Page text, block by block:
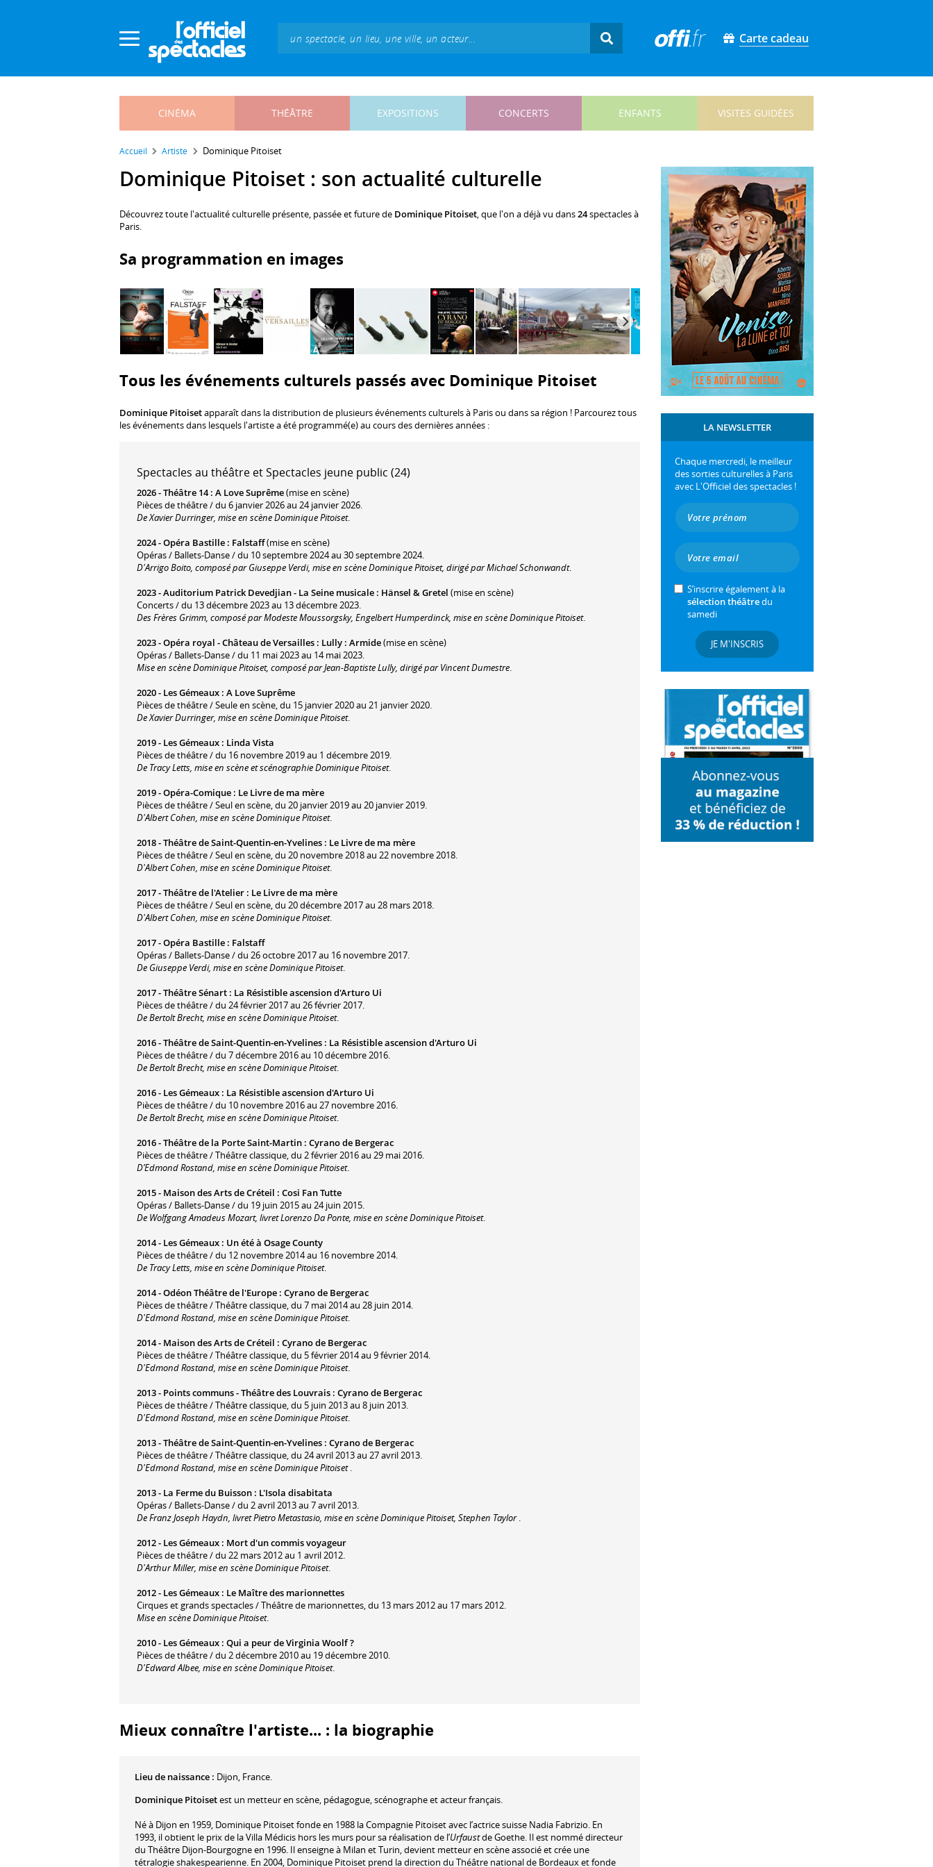
Carte cadeau
CINÉMA THÉÂTRE EXPOSITIONS CONCERTS ENFANTS VISITES GUIDÉES
Accueil Artiste Dominique Pitoiset
Dominique Pitoiset : son actualité culturelle
Découvrez toute l'actualité culturelle présente, passée et future de Dominique Pitoiset, que l'on a déjà vu dans24spectacles à
Paris.
Sa programmation en images
Tous les événements culturels passés avec Dominique Pitoiset
Dominique Pitoisetapparaît dans la distribution de plusieurs événements culturels à Paris ou dans sa région ! Parcourez tous
les événements dans lesquels l'artiste a été programmé(e) au cours des dernières années :
Spectacles au théâtre et Spectacles jeune public (24)
2026 -Théâtre 14: A Love Suprême(mise en scène)
Pièces de théâtre / du 6 janvier 2026 au 24 janvier 2026.
De Xavier Durringer, mise en scène Dominique Pitoiset.
2024 -Opéra Bastille : Falstaff(mise en scène)
Opéras / Ballets-Danse / du 10 septembre 2024 au 30 septembre 2024.
D'Arrigo Boito, composé par Giuseppe Verdi, mise en scène Dominique Pitoiset, dirigé par Michael Schonwandt.
2023 -Auditorium Patrick Devedjian - La Seine musicale : Hänsel & Gretel (mise en scène)
Concerts / du 13 décembre 2023 au 13 décembre 2023.
Des Frères Grimm, composé par Modeste Moussorgsky, Engelbert Humperdinck, mise en scène Dominique Pitoiset.
2023 -Opéra royal - Château de Versailles : Lully : Armide(mise en scène)
Opéras / Ballets-Danse / du 11 mai 2023 au 14 mai 2023.
Mise en scène Dominique Pitoiset, composé par Jean-Baptiste Lully, dirigé par Vincent Dumestre.
2020 - Les Gémeaux : A Love Suprême
Pièces de théâtre / Seule en scène, du 15 janvier 2020 au 21 janvier 2020.
De Xavier Durringer, mise en scène Dominique Pitoiset.
2019 - Les Gémeaux : Linda Vista
Pièces de théâtre / du 16 novembre 2019 au 1 décembre 2019.
De Tracy Letts, mise en scène et scénographie Dominique Pitoiset.
2019 -Opéra-Comique : Le Livre de ma mère
Pièces de théâtre / Seul en scène, du 20 janvier 2019 au 20 janvier 2019.
D'Albert Cohen, mise en scène Dominique Pitoiset.
2018 -Théâtre de Saint-Quentin-en-Yvelines : Le Livre de ma mère
Pièces de théâtre / Seul en scène, du 20 novembre 2018 au 22 novembre 2018.
D'Albert Cohen, mise en scène Dominique Pitoiset.
2017 -Théâtre de l'Atelier : Le Livre de ma mère
Pièces de théâtre / Seul en scène, du 20 décembre 2017 au 28 mars 2018.
D'Albert Cohen, mise en scène Dominique Pitoiset.
2017 -Opéra Bastille : Falstaff
Opéras / Ballets-Danse / du 26 octobre 2017 au 16 novembre 2017.
De Giuseppe Verdi, mise en scène Dominique Pitoiset.
2017 -Théâtre Sénart : La Résistible ascension d'Arturo Ui
Pièces de théâtre / du 24 février 2017 au 26 février 2017.
De Bertolt Brecht, mise en scène Dominique Pitoiset.
2016 -Théâtre de Saint-Quentin-en-Yvelines : La Résistible ascension d'Arturo Ui
Pièces de théâtre / du 7 décembre 2016 au 10 décembre 2016.
De Bertolt Brecht, mise en scène Dominique Pitoiset.
2016 - Les Gémeaux : La Résistible ascension d'Arturo Ui
Pièces de théâtre / du 10 novembre 2016 au 27 novembre 2016.
De Bertolt Brecht, mise en scène Dominique Pitoiset.
2016 -Théâtre de la Porte Saint-Martin : Cyrano de Bergerac
Pièces de théâtre / Théâtre classique, du 2 février 2016 au 29 mai 2016.
D’Edmond Rostand, mise en scène Dominique Pitoiset.
2015 - Maison des Arts de Créteil : Cosi Fan Tutte
Opéras / Ballets-Danse / du 19 juin 2015 au 24 juin 2015.
De Wolfgang Amadeus Mozart, livret Lorenzo Da Ponte, mise en scène Dominique Pitoiset.
2014 - Les Gémeaux : Un été à Osage County
Pièces de théâtre / du 12 novembre 2014 au 16 novembre 2014.
De Tracy Letts, mise en scène Dominique Pitoiset.
2014 -Odéon Théâtre de l'Europe : Cyrano de Bergerac
Pièces de théâtre / Théâtre classique, du 7 mai 2014 au 28 juin 2014.
D'Edmond Rostand, mise en scène Dominique Pitoiset.
2014 - Maison des Arts de Créteil : Cyrano de Bergerac
Pièces de théâtre / Théâtre classique, du 5 février 2014 au 9 février 2014.
D'Edmond Rostand, mise en scène Dominique Pitoiset.
2013 - Points communs - Théâtre des Louvrais : Cyrano de Bergerac
Pièces de théâtre / Théâtre classique, du 5 juin 2013 au 8 juin 2013.
D'Edmond Rostand, mise en scène Dominique Pitoiset.
2013 -Théâtre de Saint-Quentin-en-Yvelines : Cyrano de Bergerac
Pièces de théâtre / Théâtre classique, du 24 avril 2013 au 27 avril 2013.
D'Edmond Rostand, mise en scène Dominique Pitoiset.
2013 - La Ferme du Buisson : L'Isola disabitata
Opéras / Ballets-Danse / du 2 avril 2013 au 7 avril 2013.
De Franz Joseph Haydn, livret Pietro Metastasio, mise en scène Dominique Pitoiset, Stephen Taylor.
2012 - Les Gémeaux : Mort d'un commis voyageur
Pièces de théâtre / du 22 mars 2012 au 1 avril 2012.
D'Arthur Miller, mise en scène Dominique Pitoiset.
2012 - Les Gémeaux : Le Maître des marionnettes
Cirques et grands spectacles / Théâtre de marionnettes, du 13 mars 2012 au 17 mars 2012.
Mise en scène Dominique Pitoiset.
2010 - Les Gémeaux : Qui a peur de Virginia Woolf ?
Pièces de théâtre / du 2 décembre 2010 au 19 décembre 2010.
D'Edward Albee, mise en scène Dominique Pitoiset.
Mieux connaître l'artiste... : la biographie
Lieu de naissance : Dijon, France.
Dominique Pitoisetest un metteur en scène, pédagogue, scénographe et acteur français.
Né à Dijon en 1959, Dominique Pitoiset fonde en 1988 la Compagnie Pitoiset avec l’actrice suisse Nadia Fabrizio. En
1993, il obtient le prix de la Villa Médicis hors les murs pour sa réalisation de l’Urfaustde Goethe. Il est nommé directeur
du Théâtre Dijon-Bourgogne en 1996. Il enseigne à Milan et Turin, devient metteur en scène associé et crée une
tétralogie shakespearienne. En 2004, Dominique Pitoiset prend la direction du Théâtre national de Bordeaux et fonde
LA NEWSLETTER
Chaque mercredi, le meilleur
des sorties culturelles à Paris
avec L'Officiel des spectacles !
S’inscrire également à la
sélection théâtredu
samedi
JE M'INSCRIS